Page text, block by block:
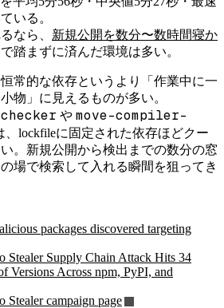
いる。
なら、 新規公開を数分〜数時間寝か
踏まずに済んだ環境は多い。
常的な依存というより「作業中に一
物」に見えるものが多い。
や move-compiler-
、lockfileに固定された依存ほどクー
。新規公開から検出までの数分の窓
場で検索して入れる瞬間を狙ってき
packages discovered targeting
Stealer Supply Chain Attack Hits 34
Versions Across npm, PyPI, and
Stealer campaign page